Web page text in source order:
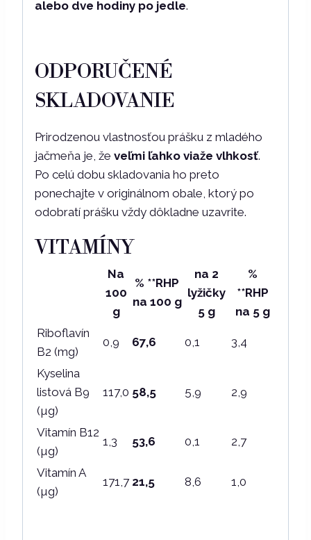
alebo dve hodiny po jedle.
ODPORUČENÉ
SKLADOVANIE
Prirodzenou vlastnosťou prášku z mladého
jačmeňa je, že veľmi ľahko viaže vlhkosť.
Po celú dobu skladovania ho preto
ponechajte v originálnom obale, ktorý po
odobratí prášku vždy dôkladne uzavrite.
VITAMÍNY
Na
100
g
% **RHP
na 100 g
na 2
lyžičky
5 g
%
**RHP
na 5 g
Riboflavín
B2 (mg)
0,9 67,6 0,1 3,4
Kyselina
listová B9
(µg)
117,0 58,5 5,9 2,9
Vitamín B12
(µg)
1,3 53,6 0,1 2,7
Vitamín A
(µg)
171,7 21,5 8,6 1,0